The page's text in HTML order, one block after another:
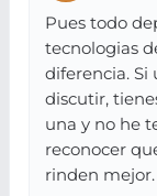
Pues todo
tecnologias
diferencia. Si
discutir,
una y no he
reconocer
rinden mejor.